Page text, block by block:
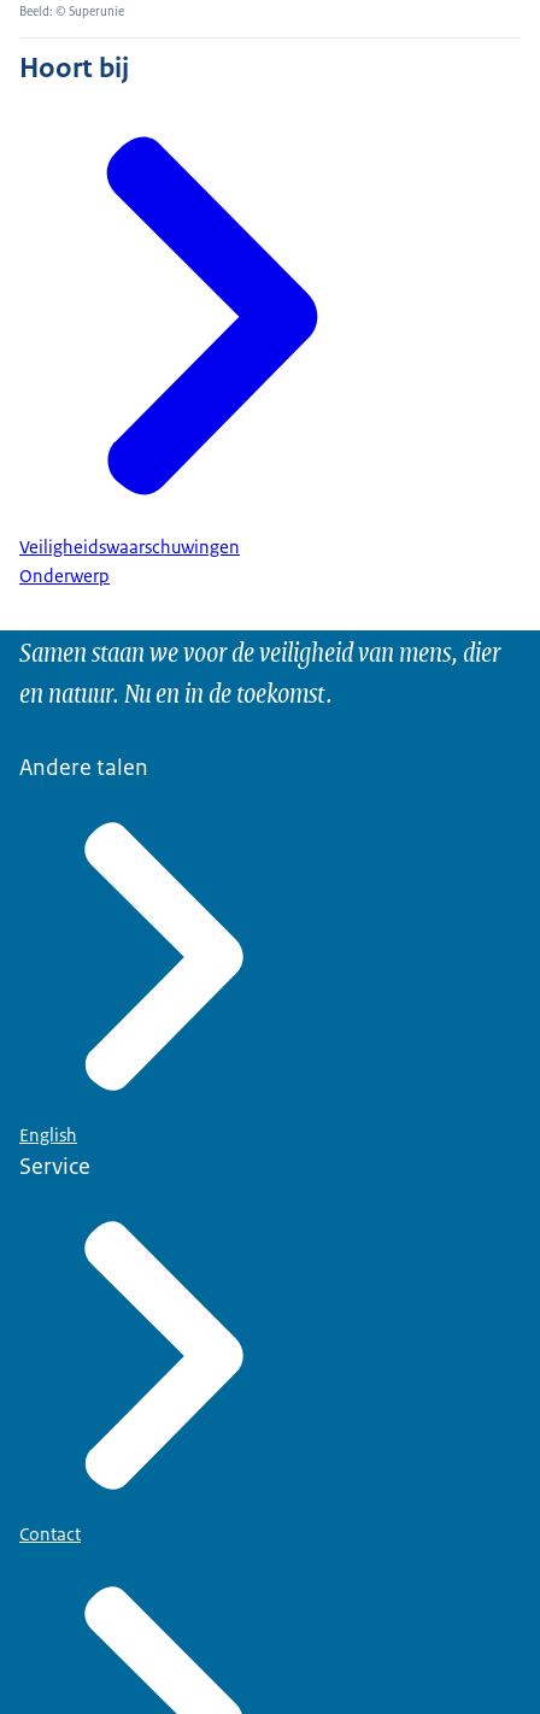
Beeld: © Superunie
Hoort bij
Veiligheidswaarschuwingen
Onderwerp
Samen staan we voor de veiligheid van mens, dier
en natuur. Nu en in de toekomst.
Andere talen
English
Service
Contact